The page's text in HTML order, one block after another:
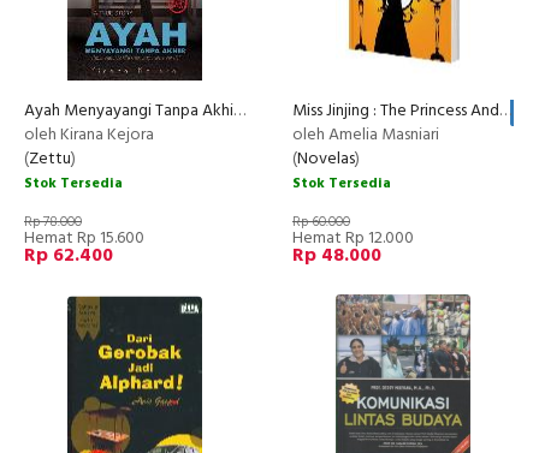
Ayah Menyayangi Tanpa Akhir (edisi Layar Lebar) RECOMMENDED
oleh Kirana Kejora
(Zettu)
Stok Tersedia
Rp 78.000
Hemat Rp 15.600
Rp 62.400
Miss Jinjing : The Princess And I
oleh Amelia Masniari
(Novelas)
Stok Tersedia
Rp 60.000
Hemat Rp 12.000
Rp 48.000